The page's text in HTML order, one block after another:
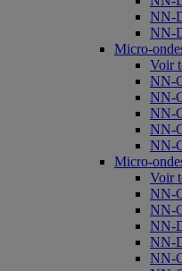
NN-
NN-
Micro-
Voir
NN-
NN-
NN-
NN-
NN-
Micro-
Voir
NN-
NN-
NN-
NN-
NN-